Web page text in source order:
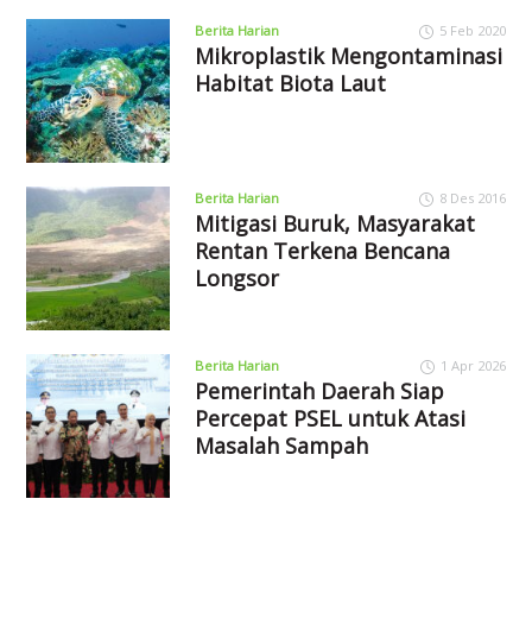
Berita Harian 5 Feb 2020
Mikroplastik Mengontaminasi
Habitat Biota Laut
Berita Harian 8 Des 2016
Mitigasi Buruk, Masyarakat
Rentan Terkena Bencana
Longsor
Berita Harian 1 Apr 2026
Pemerintah Daerah Siap
Percepat PSEL untuk Atasi
Masalah Sampah